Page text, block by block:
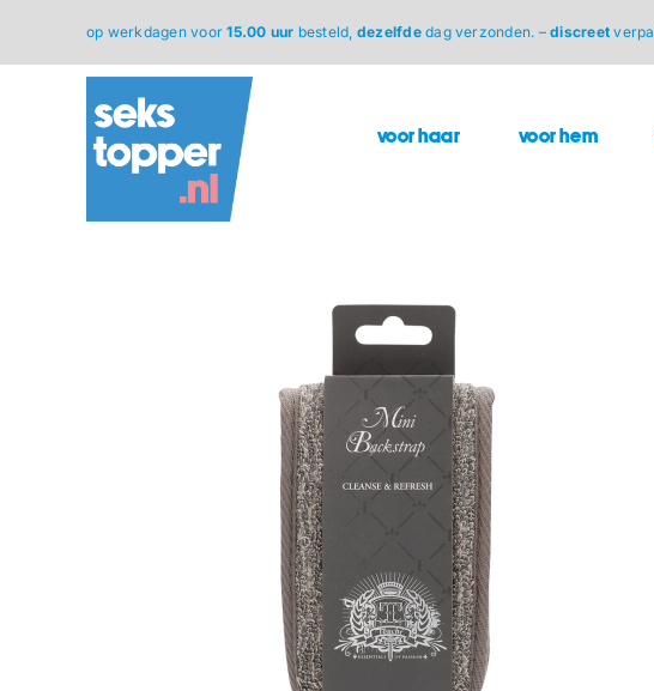
inhoud
op werkdagen voor15.00 uur besteld, dezelfdedag verzonden. –discreet
voor haar voor hem